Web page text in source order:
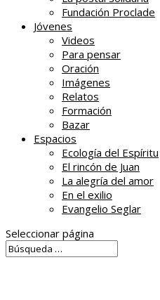
Fundación Proclade
Jóvenes
Videos
Para pensar
Oración
Imágenes
Relatos
Formación
Bazar
Espacios
Ecología del Espíritu
El rincón de Juan
La alegría del amor
En el exilio
Evangelio Seglar
Seleccionar página